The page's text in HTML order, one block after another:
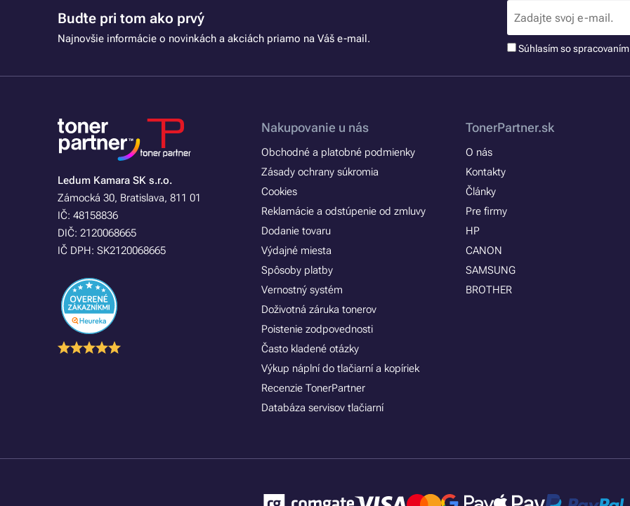
Buďte pri tom ako prvý
Najnovšie informácie o novinkách a akciách priamo na Váš e-mail.
Súhlasím so spracovaním
Ledum Kamara SK s.r.o.
Zámocká 30, Bratislava, 811 01
IČ: 48158836
DIČ: 2120068665
IČ DPH: SK2120068665
Nakupovanie u nás
Obchodné a platobné podmienky
Zásady ochrany súkromia
Cookies
Reklamácie a odstúpenie od zmluvy
Dodanie tovaru
Výdajné miesta
Spôsoby platby
Vernostný systém
Doživotná záruka tonerov
Poistenie zodpovednosti
Často kladené otázky
Výkup náplní do tlačiarní a kopíriek
Recenzie TonerPartner
Databáza servisov tlačiarní
TonerPartner.sk
O nás
Kontakty
Články
Pre firmy
HP
CANON
SAMSUNG
BROTHER